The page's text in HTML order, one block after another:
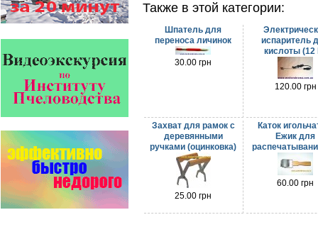
Пчеловоды-долгожители
По результатам
долгожителям старше 100
лет…
Препараты для лечения пчел
ЗАО АГРОБИОПРОМ
безупречно стабильные
качество…
Пчёлы умеют считать до
Проведя серию
экспериментов, учёные
выяснили, что медоносные
Также в этой категории:
Шпатель для
переноса личинок
30.00 грн
испаритель
кислоты (12
120.00 грн
Захват для рамок с
деревянными
ручками (оцинковка)
25.00 грн
Каток
Ежик для
60.00 грн